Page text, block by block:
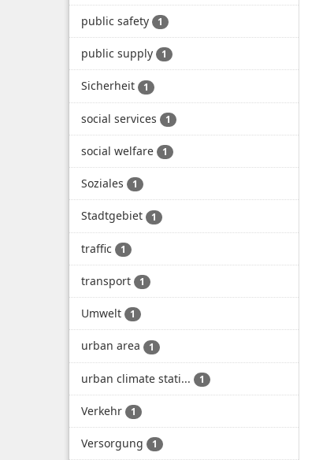
public safety 1
public supply 1
Sicherheit 1
social services 1
social welfare 1
Soziales 1
Stadtgebiet 1
traffic 1
transport 1
Umwelt 1
urban area 1
urban climate stati... 1
Verkehr 1
Versorgung 1